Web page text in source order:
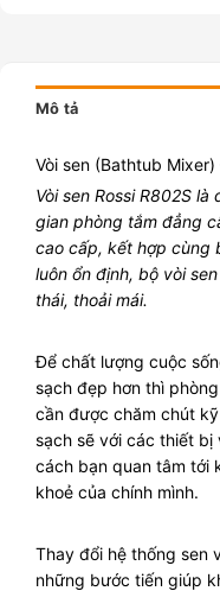
Mô tả
Vòi sen (Bathtub Mixer)
Vòi sen Rossi R802S
gian phòng tắm đẳng
cao cấp, kết hợp cùng
luôn ổn định, bộ vòi
thái, thoải mái.
Để chất lượng cuộc
sạch đẹp hơn thì
cần được chăm chút
sạch sẽ với các thiết bị
cách bạn quan tâm tới
khoẻ của chính mình.
Thay đổi hệ thống sen
những bước tiến giúp